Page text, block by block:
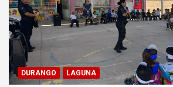
DURANGO LAGUNA